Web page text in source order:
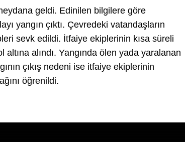
geldi. Edinilen bilgilere göre
yangın çıktı. Çevredeki vatandaşların
sevk edildi. İtfaiye ekiplerinin kısa süreli
alındı. Yangında ölen yada yaralanan
çıkış nedeni ise itfaiye ekiplerinin
öğrenildi.